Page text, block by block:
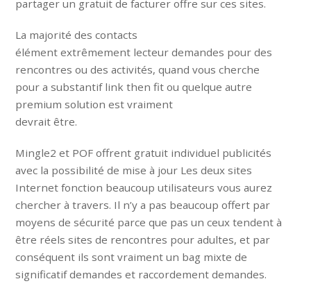
partager un gratuit de facturer offre sur ces sites.
La majorité des contacts
élément extrêmement lecteur demandes pour des
rencontres ou des activités, quand vous cherche
pour a substantif link then fit ou quelque autre
premium solution est vraiment
devrait être.
Mingle2 et POF offrent gratuit individuel publicités
avec la possibilité de mise à jour Les deux sites
Internet fonction beaucoup utilisateurs vous aurez
chercher à travers. Il n’y a pas beaucoup offert par
moyens de sécurité parce que pas un ceux tendent à
être réels sites de rencontres pour adultes, et par
conséquent ils sont vraiment un bag mixte de
significatif demandes et raccordement demandes.